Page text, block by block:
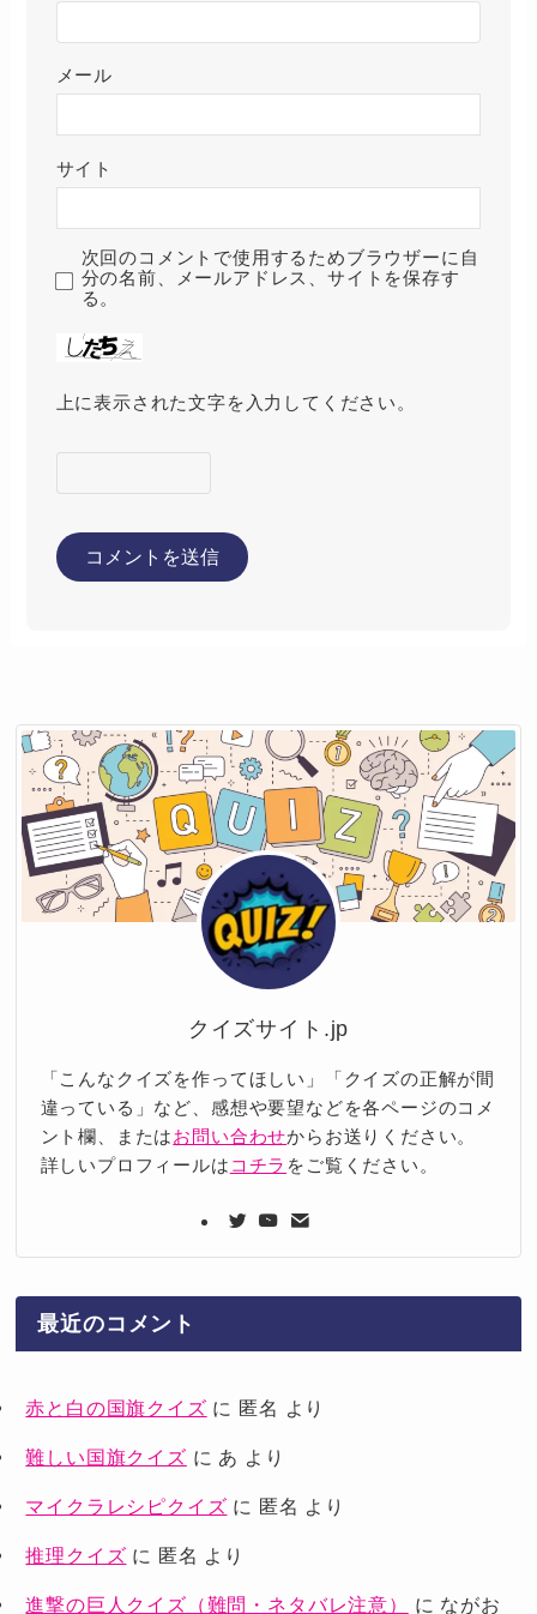
メール
サイト
次回のコメントで使用するためブラウザーに自
分の名前、メールアドレス、サイトを保存す
る。
上に表示された文字を入力してください。
クイズサイト.jp
「こんなクイズを作ってほしい」「クイズの正解が間
違っている」など、感想や要望などを各ページのコメ
ント欄、またはお問い合わせからお送りください。
詳しいプロフィールは コチラ をご覧ください。
最近のコメント
赤と白の国旗クイズ に 匿名 より
難しい国旗クイズ に あ より
マイクラレシピクイズ に 匿名 より
推理クイズ に 匿名 より
進撃の巨人クイズ（難問・ネタバレ注意） に ながお